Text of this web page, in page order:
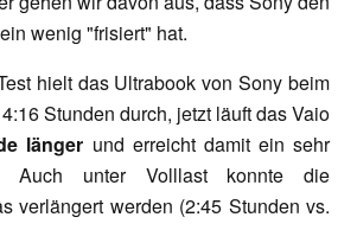
wenig "frisiert" hat.
hielt das Ultrabook von Sony beim
4:16 Stunden durch, jetzt läuft das Vaio
länger und erreicht damit ein sehr
Auch unter Volllast konnte die
verlängert werden (2:45 Stunden vs.